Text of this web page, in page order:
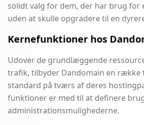
solidt valg for dem, der har brug for
uden at skulle opgradere til en
Kernefunktioner hos
Udover de grundlæggende
trafik, tilbyder Dandomain en række
standard på tværs af deres
funktioner er med til at definere
administrationsmulighederne.